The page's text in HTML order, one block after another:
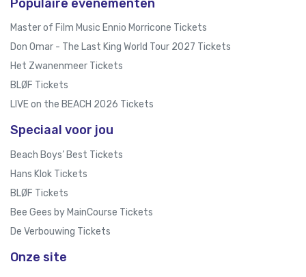
Populaire evenementen
Master of Film Music Ennio Morricone Tickets
Don Omar - The Last King World Tour 2027 Tickets
Het Zwanenmeer Tickets
BLØF Tickets
LIVE on the BEACH 2026 Tickets
Speciaal voor jou
Beach Boys’ Best Tickets
Hans Klok Tickets
BLØF Tickets
Bee Gees by MainCourse Tickets
De Verbouwing Tickets
Onze site